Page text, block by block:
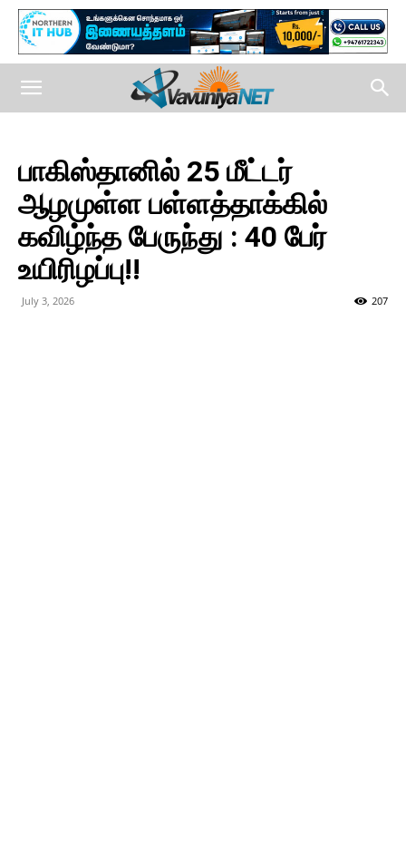
பாகிஸ்தானில் 25 மீட்டர்
ஆழமுள்ள பள்ளத்தாக்கில்
கவிழ்ந்த பேருந்து : 40 பேர்
உயிரிழப்பு!!
July 3, 2026 207